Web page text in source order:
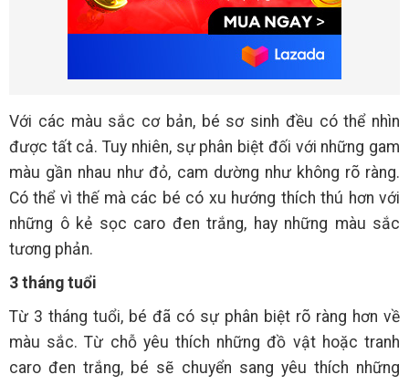
Với các màu sắc cơ bản, bé sơ sinh đều có thể nhìn
được tất cả. Tuy nhiên, sự phân biệt đối với những gam
màu gần nhau như đỏ, cam dường như không rõ ràng.
Có thể vì thế mà các bé có xu hướng thích thú hơn với
những ô kẻ sọc caro đen trắng, hay những màu sắc
tương phản.
3 tháng tuổi
Từ 3 tháng tuổi, bé đã có sự phân biệt rõ ràng hơn về
màu sắc. Từ chỗ yêu thích những đồ vật hoặc tranh
caro đen trắng, bé sẽ chuyển sang yêu thích những